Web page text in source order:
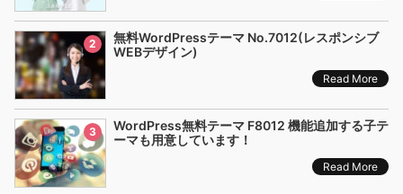
2
無料WordPressテーマ No.7012(レスポンシブ
WEBデザイン)
Read More
3
WordPress無料テーマ F8012 機能追加する子テ
ーマも用意しています！
Read More